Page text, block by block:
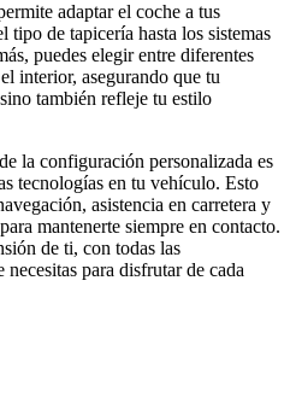
adaptar el coche a tus
tipo de tapicería hasta los sistemas
puedes elegir entre diferentes
interior, asegurando que tu
también refleje tu estilo
la configuración personalizada es
tecnologías en tu vehículo. Esto
asistencia en carretera y
mantenerte siempre en contacto.
de ti, con todas las
para disfrutar de cada